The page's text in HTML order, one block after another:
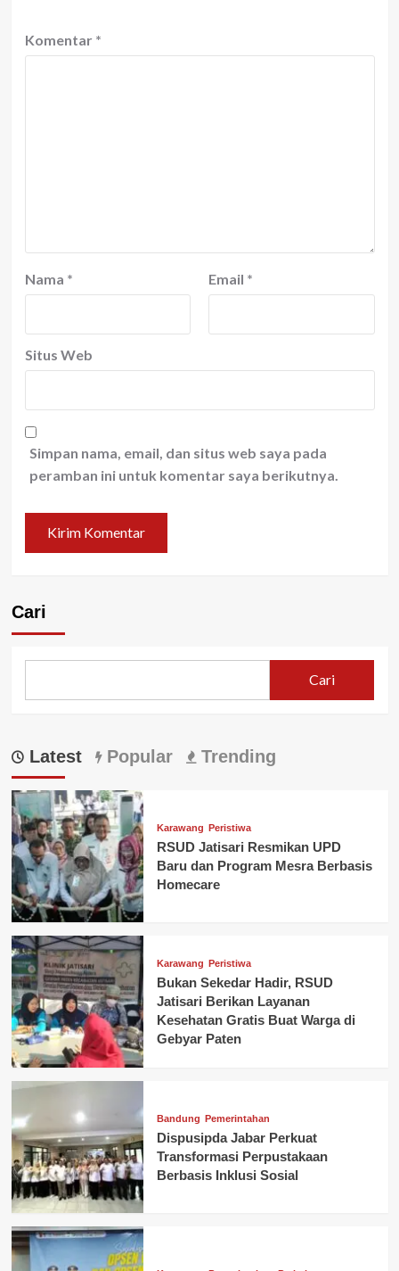
Komentar *
Nama * Email *
Situs Web
Simpan nama, email, dan situs web saya pada
peramban ini untuk komentar saya berikutnya.
Cari
Cari
Latest Popular Trending
Karawang Peristiwa
RSUD Jatisari Resmikan UPD
Baru dan Program Mesra Berbasis
Homecare
Karawang Peristiwa
Bukan Sekedar Hadir, RSUD
Jatisari Berikan Layanan
Kesehatan Gratis Buat Warga di
Gebyar Paten
Bandung Pemerintahan
Dispusipda Jabar Perkuat
Transformasi Perpustakaan
Berbasis Inklusi Sosial